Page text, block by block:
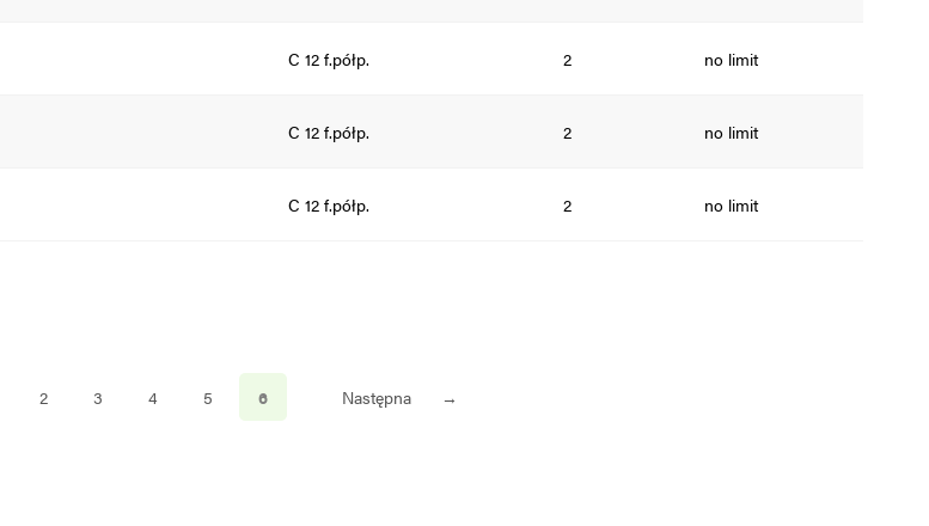
C 12 f.półp. 2 no limit
C 12 f.półp. 2 no limit
C 12 f.półp. 2 no limit
2 3 4 5 6 Następna
→